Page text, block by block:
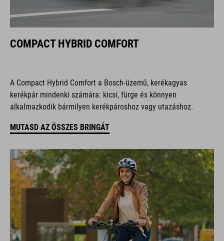
COMPACT HYBRID COMFORT
A Compact Hybrid Comfort a Bosch-üzemű, kerékagyas
kerékpár mindenki számára: kicsi, fürge és könnyen
alkalmazkodik bármilyen kerékpároshoz vagy utazáshoz.
MUTASD AZ ÖSSZES BRINGÁT